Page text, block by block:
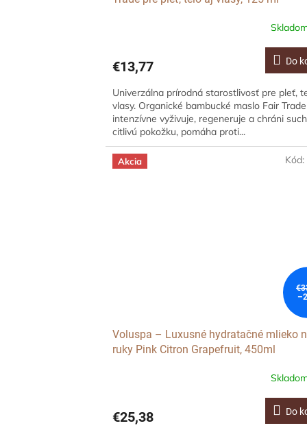
€13,77 Do
Univerzálna prírodná starostlivosť pre pleť,
vlasy. Organické bambucké maslo Fair Trade
intenzívne vyživuje, regeneruje a chráni
citlivú pokožku, pomáha proti...
Akcia
Voluspa – Luxusné hydratačné mlieko
ruky Pink Citron Grapefruit, 450ml
€25,38 Do
Kód: